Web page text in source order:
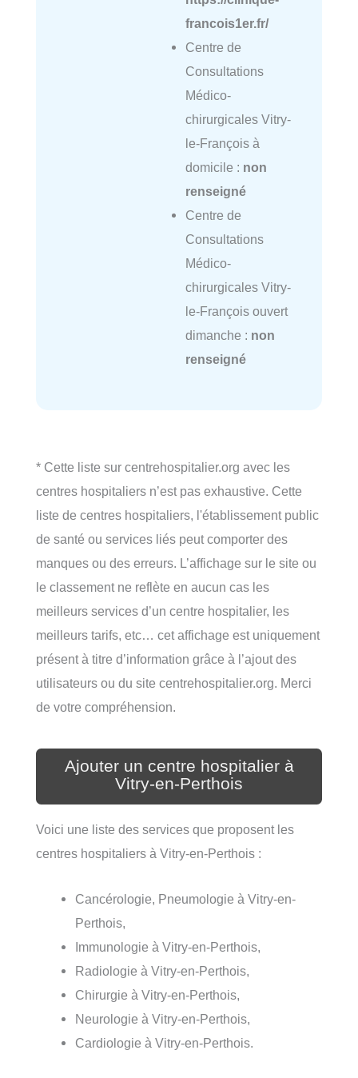
francois1er.fr/
Centre de
Consultations
Médico-
chirurgicales Vitry-
le-François à
domicile : non
renseigné
Centre de
Consultations
Médico-
chirurgicales Vitry-
le-François ouvert
dimanche : non
renseigné
* Cette liste sur centrehospitalier.org avec les
centres hospitaliers n’est pas exhaustive. Cette
liste de centres hospitaliers, l'établissement public
de santé ou services liés peut comporter des
manques ou des erreurs. L’affichage sur le site ou
le classement ne reflète en aucun cas les
meilleurs services d’un centre hospitalier, les
meilleurs tarifs, etc… cet affichage est uniquement
présent à titre d’information grâce à l’ajout des
utilisateurs ou du site centrehospitalier.org. Merci
de votre compréhension.
Ajouter un centre hospitalier à
Vitry-en-Perthois
Voici une liste des services que proposent les
centres hospitaliers à Vitry-en-Perthois :
Cancérologie, Pneumologie à Vitry-en-
Perthois,
Immunologie à Vitry-en-Perthois,
Radiologie à Vitry-en-Perthois,
Chirurgie à Vitry-en-Perthois,
Neurologie à Vitry-en-Perthois,
Cardiologie à Vitry-en-Perthois.